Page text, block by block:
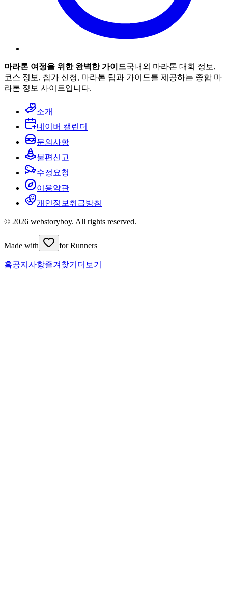
마라톤 여정을 위한 완벽한 가이드국내외 마라톤 대회 정보,
코스 정보, 참가 신청, 마라톤 팁과 가이드를 제공하는 종합 마
라톤 정보 사이트입니다.
소개
네이버 캘린더
문의사항
불편신고
수정요청
이용약관
개인정보취급방침
© 2026 webstoryboy. All rights reserved.
Made with for Runners
홈공지사항즐겨찾기 더보기